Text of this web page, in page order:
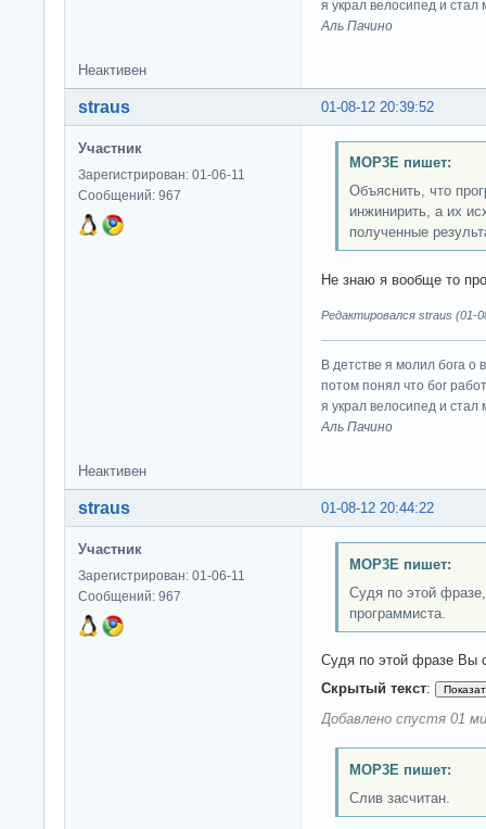
я украл велосипед и стал
Аль Пачино
Неактивен
01-08-12 20:39:52
straus
Участник
Зарегистрирован: 01-06-11
Сообщений: 967
MOP3E пишет:
Объяснить, что
инжинирить, а их
полученные
Не знаю я вообще то
Редактировался straus (01-
В детстве я молил бога о
потом понял что бог
я украл велосипед и стал
Аль Пачино
Неактивен
01-08-12 20:44:22
straus
Участник
Зарегистрирован: 01-06-11
Сообщений: 967
MOP3E пишет:
Судя по этой
программиста.
Судя по этой фразе Вы
Скрытый текст:
Добавлено спустя 01
MOP3E пишет:
Слив засчитан.